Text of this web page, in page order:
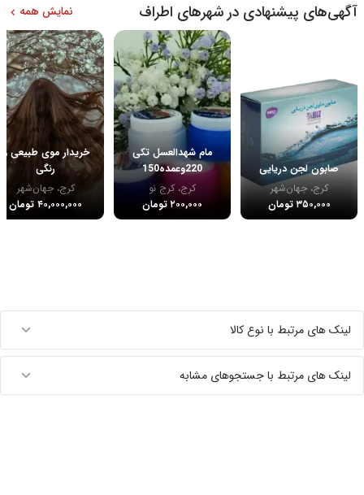
آگهی‌های پیشنهادی در شهرهای اطراف نمایش همه
صابون لجن دریایی
کرج، جهان‌شهر
۳۵۰,۰۰۰ تومان
مام شهدالعسل تکی
220وعمده150
کرج، کرج نو
۲۰۰,۰۰۰ تومان
خریدار موی طبیعی و
رنگی
کرج، جهان‌شهر
۴۰,۰۰۰,۰۰۰ تومان
لینک های مرتبط با نوع کالا
لینک های مرتبط با جستجوهای مشابه